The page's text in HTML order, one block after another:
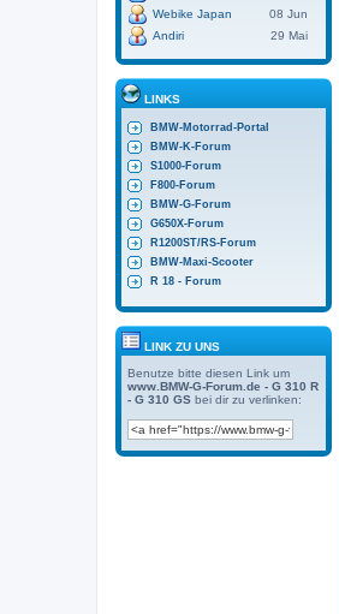
Webike Japan
08 Jun
Andiri
29 Mai
LINKS
BMW-Motorrad-Portal
BMW-K-Forum
S1000-Forum
F800-Forum
BMW-G-Forum
G650X-Forum
R1200ST/RS-Forum
BMW-Maxi-Scooter
R 18 - Forum
LINK ZU UNS
Benutze bitte diesen Link um
www.BMW-G-Forum.de - G 310 R
- G 310 GS bei dir zu verlinken: